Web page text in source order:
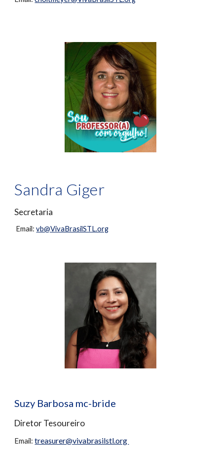
Sandra Giger
Secretaria
Email:vb@VivaBrasilSTL.org
Suzy Barbosa mc-bride
Diretor Tesoureiro
Email:treasurer@vivabrasilstl.org